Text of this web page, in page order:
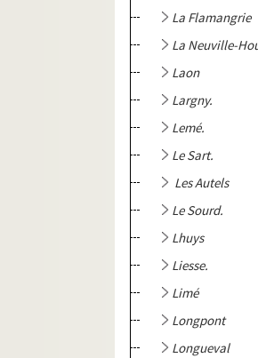
La Flamangrie
La Neuville-
Laon
Largny.
Lemé.
Le Sart.
Les Autels
Le Sourd.
Lhuys
Liesse.
Limé
Longpont
Longueval